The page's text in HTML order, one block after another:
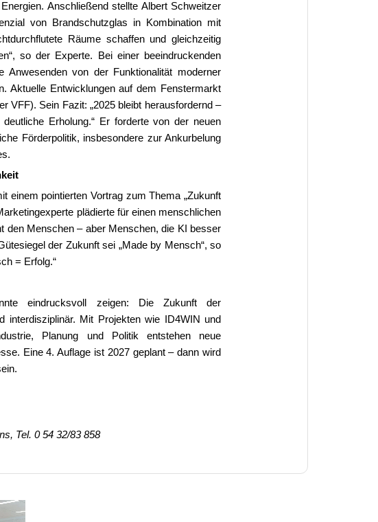
Anschließend stellte Albert Schweitzer
von Brandschutzglas in Kombination mit
Räume schaffen und gleichzeitig
so der Experte. Bei einer beeindruckenden
Anwesenden von der Funktionalität moderner
Aktuelle Entwicklungen auf dem Fenstermarkt
VFF). Sein Fazit: „2025 bleibt herausfordernd –
Erholung.“ Er forderte von der neuen
Förderpolitik, insbesondere zur Ankurbelung
einem pointierten Vortrag zum Thema „Zukunft
plädierte für einen menschlichen
den Menschen – aber Menschen, die KI besser
der Zukunft sei „Made by Mensch“, so
= Erfolg.“
eindrucksvoll zeigen: Die Zukunft der
interdisziplinär. Mit Projekten wie ID4WIN und
Planung und Politik entstehen neue
Eine 4. Auflage ist 2027 geplant – dann wird
Tel. 0 54 32/83 858